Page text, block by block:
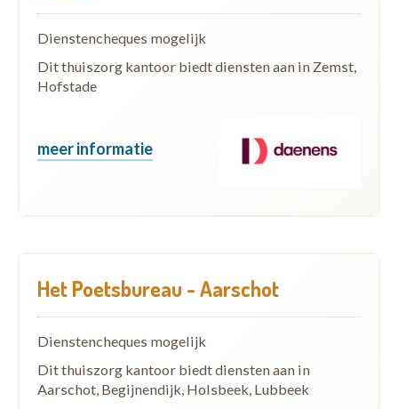
Dienstencheques mogelijk
Dit thuiszorg kantoor biedt diensten aan in Zemst,
Hofstade
meer informatie
Het Poetsbureau - Aarschot
Dienstencheques mogelijk
Dit thuiszorg kantoor biedt diensten aan in
Aarschot, Begijnendijk, Holsbeek, Lubbeek